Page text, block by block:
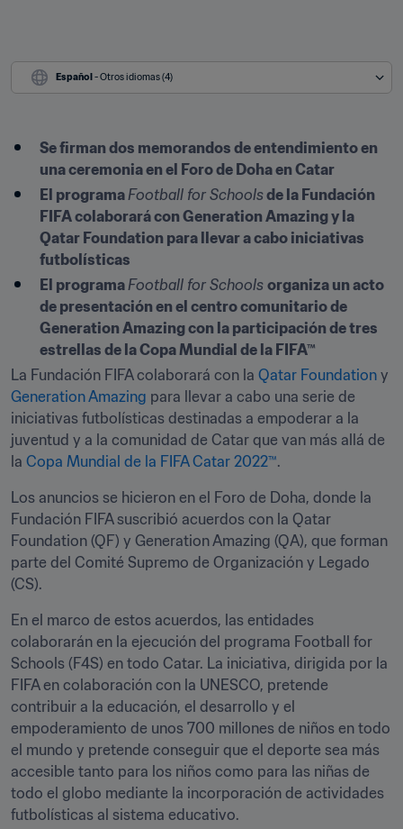
Español - Otros idiomas (4)
Se firman dos memorandos de entendimiento en
una ceremonia en el Foro de Doha en Catar
El programa Football for Schools de la Fundación
FIFA colaborará con Generation Amazing y la
Qatar Foundation para llevar a cabo iniciativas
futbolísticas
El programa Football for Schools organiza un acto
de presentación en el centro comunitario de
Generation Amazing con la participación de tres
estrellas de la Copa Mundial de la FIFA™
La Fundación FIFA colaborará con la Qatar Foundation
Generation Amazing para llevar a cabo una serie de
iniciativas futbolísticas destinadas a empoderar a la
juventud y a la comunidad de Catar que van más allá de
la Copa Mundial de la FIFA Catar 2022™.
Los anuncios se hicieron en el Foro de Doha, donde la
Fundación FIFA suscribió acuerdos con la Qatar
Foundation (QF) y Generation Amazing (QA), que forman
parte del Comité Supremo de Organización y Legado
(CS).
En el marco de estos acuerdos, las entidades
colaborarán en la ejecución del programa Football for
Schools (F4S) en todo Catar. La iniciativa, dirigida por la
FIFA en colaboración con la UNESCO, pretende
contribuir a la educación, el desarrollo y el
empoderamiento de unos 700 millones de niños en todo
el mundo y pretende conseguir que el deporte sea más
accesible tanto para los niños como para las niñas de
todo el globo mediante la incorporación de actividades
futbolísticas al sistema educativo.